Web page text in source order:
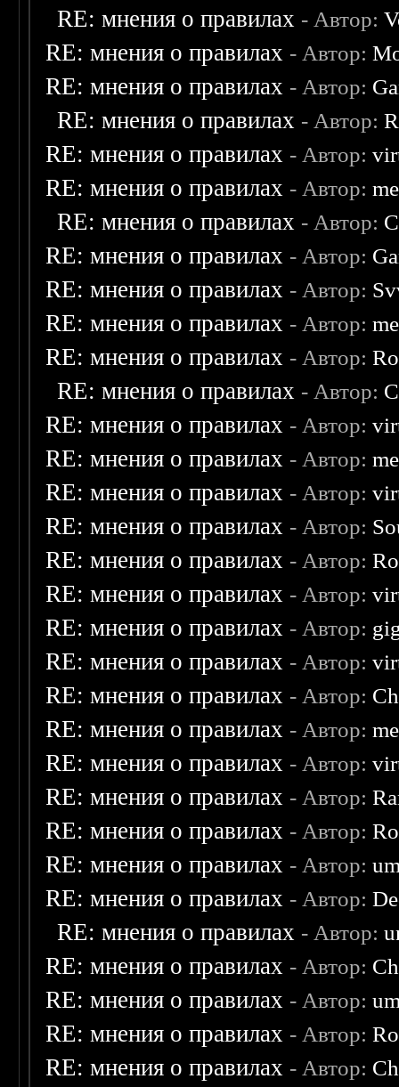
RE: мнения о правилах - Автор:
RE: мнения о правилах - Автор:
RE: мнения о правилах - Автор:
RE: мнения о правилах - Автор:
RE: мнения о правилах - Автор:
RE: мнения о правилах - Автор:
RE: мнения о правилах - Автор:
RE: мнения о правилах - Автор:
RE: мнения о правилах - Автор:
RE: мнения о правилах - Автор:
RE: мнения о правилах - Автор:
RE: мнения о правилах - Автор:
RE: мнения о правилах - Автор:
RE: мнения о правилах - Автор:
RE: мнения о правилах - Автор:
RE: мнения о правилах - Автор:
RE: мнения о правилах - Автор:
RE: мнения о правилах - Автор:
RE: мнения о правилах - Автор:
RE: мнения о правилах - Автор:
RE: мнения о правилах - Автор:
RE: мнения о правилах - Автор:
RE: мнения о правилах - Автор:
RE: мнения о правилах - Автор:
RE: мнения о правилах - Автор:
RE: мнения о правилах - Автор:
RE: мнения о правилах - Автор:
RE: мнения о правилах - Автор:
RE: мнения о правилах - Автор:
RE: мнения о правилах - Автор:
RE: мнения о правилах - Автор:
RE: мнения о правилах - Автор: